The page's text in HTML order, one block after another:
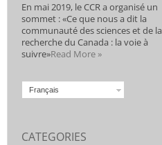
En mai 2019, le CCR a organisé un
sommet : «Ce que nous a dit la
communauté des sciences et de la
recherche du Canada : la voie à
suivre»Read More »
Français
CATEGORIES